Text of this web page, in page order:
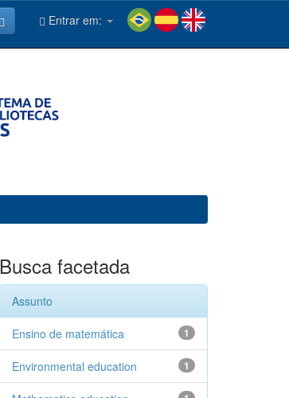
Entrar em:
Busca facetada
Assunto
1
Ensino de matemática
1
Environmental education